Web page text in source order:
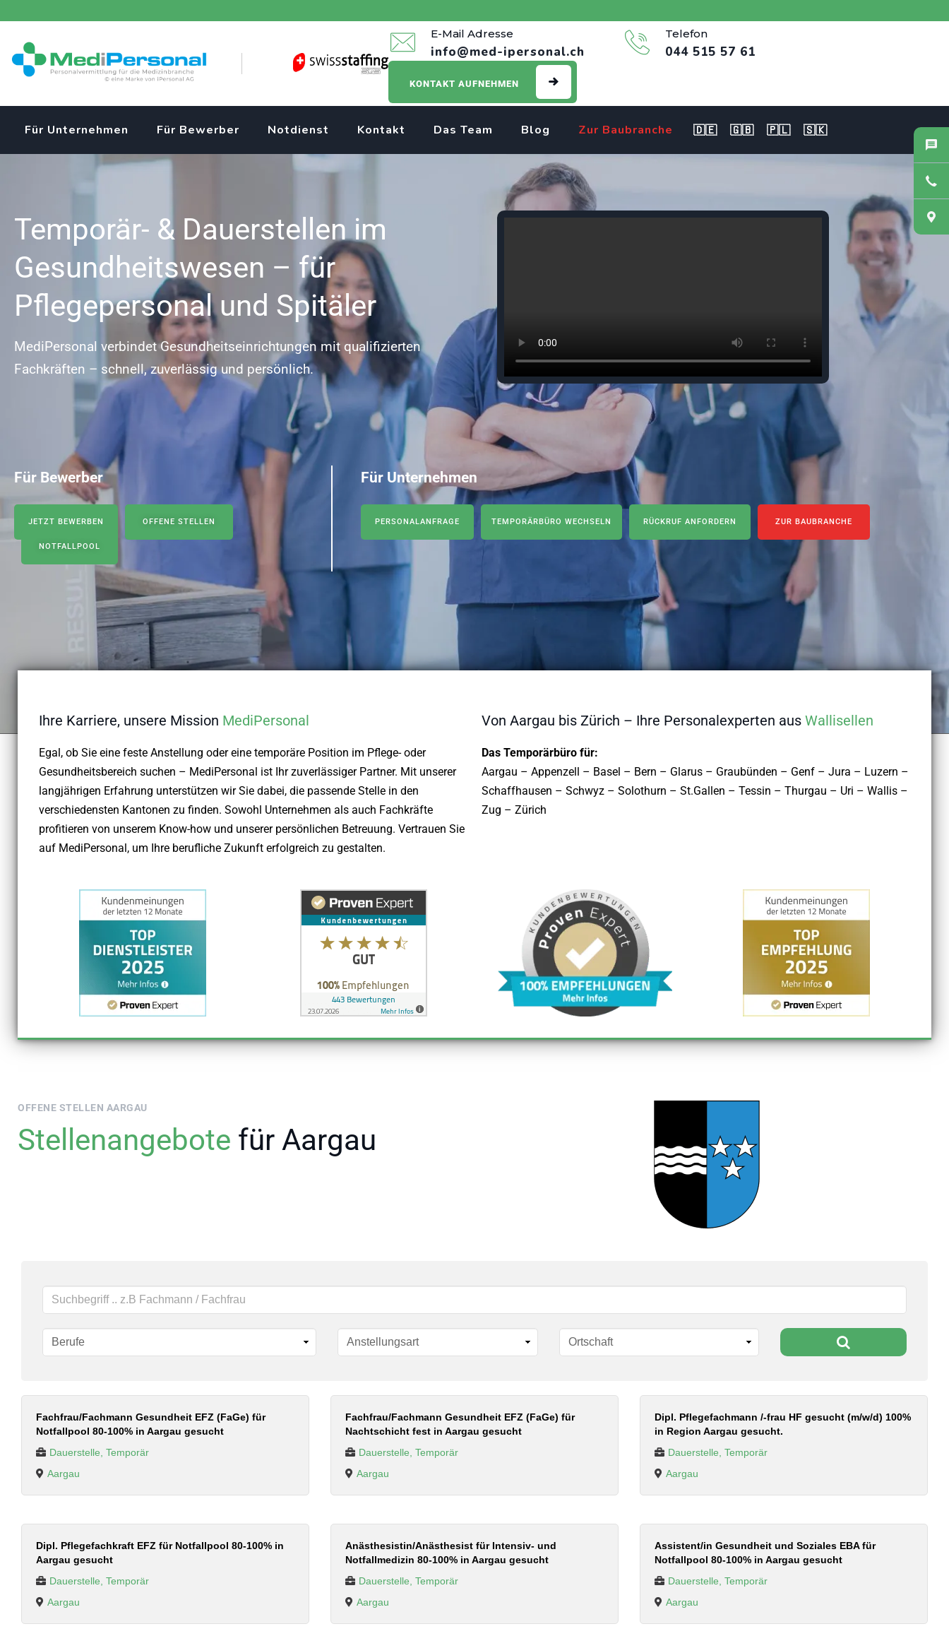
E-Mail Adresse
info@med-ipersonal.ch
Telefon
044 515 57 61
KONTAKT AUFNEHMEN
Für Unternehmen Für Bewerber Notdienst Kontakt Das Team Blog Zur Baubranche 🇩🇪 🇬🇧 🇵🇱 🇸🇰
Temporär- & Dauerstellen im
Gesundheitswesen – für
Pflegepersonal und Spitäler
MediPersonal verbindet Gesundheitseinrichtungen mit qualifizierten
Fachkräften – schnell, zuverlässig und persönlich.
Für Bewerber
JETZT BEWERBEN OFFENE STELLEN
NOTFALLPOOL
Für Unternehmen
PERSONALANFRAGE TEMPORÄRBÜRO WECHSELN RÜCKRUF ANFORDERN ZUR BAUBRANCHE
Ihre Karriere, unsere Mission MediPersonal
Egal, ob Sie eine feste Anstellung oder eine temporäre Position im Pflege- oder
Gesundheitsbereich suchen – MediPersonal ist Ihr zuverlässiger Partner. Mit unserer
langjährigen Erfahrung unterstützen wir Sie dabei, die passende Stelle in den
verschiedensten Kantonen zu finden. Sowohl Unternehmen als auch Fachkräfte
profitieren von unserem Know-how und unserer persönlichen Betreuung. Vertrauen Sie
auf MediPersonal, um Ihre berufliche Zukunft erfolgreich zu gestalten.
Von Aargau bis Zürich – Ihre Personalexperten aus Wallisellen
Das Temporärbüro für:
Aargau – Appenzell – Basel – Bern – Glarus – Graubünden – Genf – Jura – Luzern –
Schaffhausen – Schwyz – Solothurn – St.Gallen – Tessin – Thurgau – Uri – Wallis –
Zug – Zürich
OFFENE STELLEN AARGAU
Stellenangebote für Aargau
Fachfrau/Fachmann Gesundheit EFZ (FaGe) für
Notfallpool 80-100% in Aargau gesucht
Dauerstelle, Temporär
Aargau
Fachfrau/Fachmann Gesundheit EFZ (FaGe) für
Nachtschicht fest in Aargau gesucht
Dauerstelle, Temporär
Aargau
Dipl. Pflegefachmann /-frau HF gesucht (m/w/d) 100%
in Region Aargau gesucht.
Dauerstelle, Temporär
Aargau
Dipl. Pflegefachkraft EFZ für Notfallpool 80-100% in
Aargau gesucht
Dauerstelle, Temporär
Aargau
Anästhesistin/Anästhesist für Intensiv- und
Notfallmedizin 80-100% in Aargau gesucht
Dauerstelle, Temporär
Aargau
Assistent/in Gesundheit und Soziales EBA für
Notfallpool 80-100% in Aargau gesucht
Dauerstelle, Temporär
Aargau